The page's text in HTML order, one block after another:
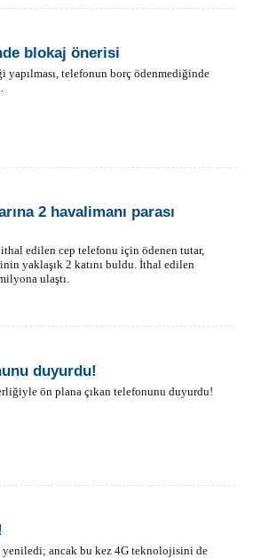
blokaj önerisi
yapılması, telefonun borç ödenmediğinde
2 havalimanı parası
edilen cep telefonu için ödenen tutar,
yaklaşık 2 katını buldu. İthal edilen
ulaştı.
duyurdu!
ön plana çıkan telefonunu duyurdu!
yeniledi; ancak bu kez 4G teknolojisini de